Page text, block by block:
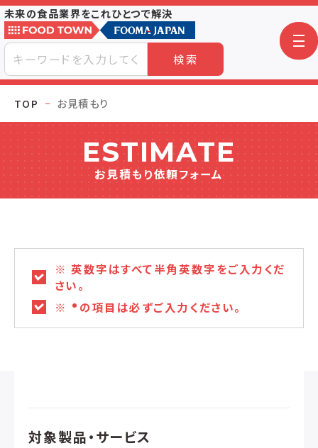
未来の食品業界をこれひとつで解決
検索
TOP お見積もり
ESTIMATE
お見積もり依頼フォーム
※ 英数字はすべて半角英数字をご入力くだ
さい。
※ の項目は必ずご入力ください。
対象製品・サービス